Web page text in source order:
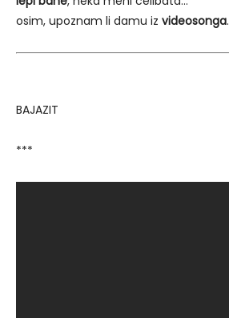
osim, upoznam li damu iz videosonga.
BAJAZIT
***